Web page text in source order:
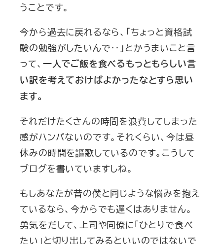
うことです。
今から過去に戻れるなら、「ちょっと資格試
験の勉強がしたいんで‥」とかうまいこと言
って、 一人でご飯を食べるもっともらしい言
い訳を考えておけばよかったなとすら思い
ます。
それだけたくさんの時間を浪費してしまった
感がハンパないのです。それくらい、今は昼
休みの時間を謳歌しているのです。こうして
ブログを書いていますしね。
もしあなたが昔の僕と同じような悩みを抱え
ているなら、今からでも遅くはありません。
勇気をだして、上司や同僚に「ひとりで食べ
たい」と切り出してみるといいのではないで